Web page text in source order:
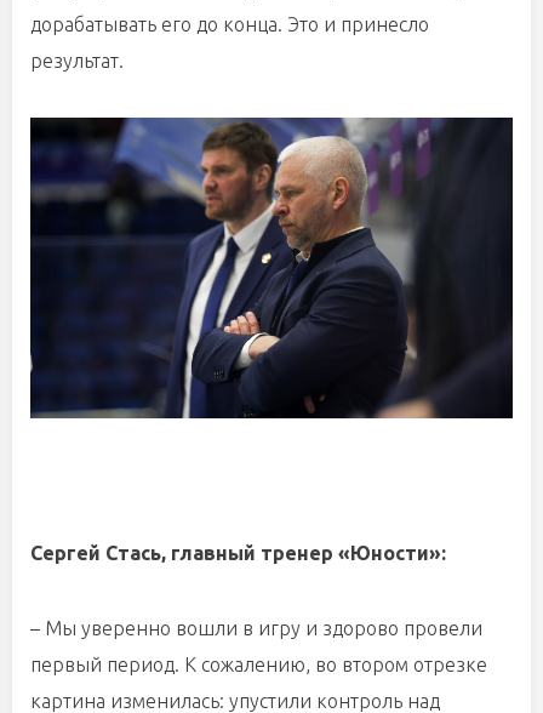
дорабатывать его до конца. Это и принесло
результат.
Сергей Стась, главный тренер «Юности»:
– Мы уверенно вошли в игру и здорово провели
первый период. К сожалению, во втором отрезке
картина изменилась: упустили контроль над